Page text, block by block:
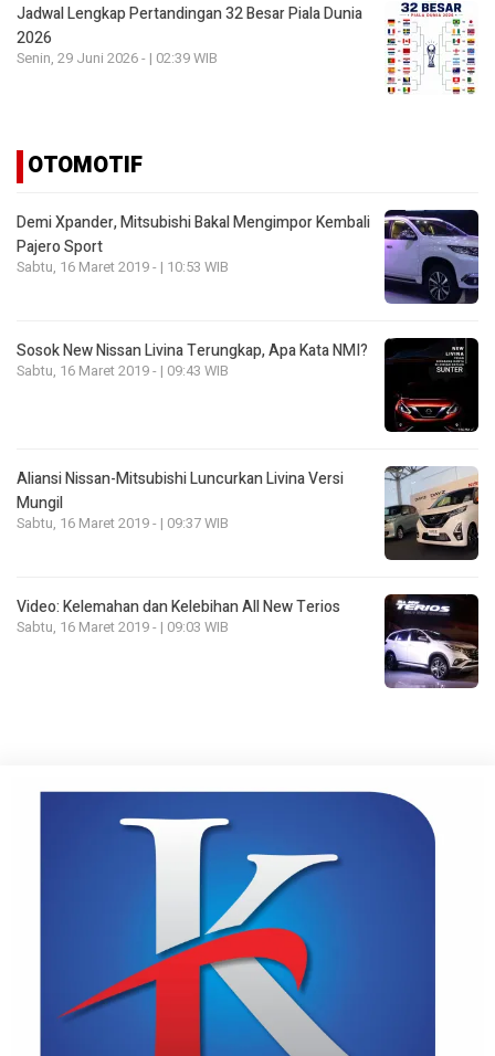
Jadwal Lengkap Pertandingan 32 Besar Piala Dunia
2026
Senin, 29 Juni 2026 - | 02:39 WIB
OTOMOTIF
Demi Xpander, Mitsubishi Bakal Mengimpor Kembali
Pajero Sport
Sabtu, 16 Maret 2019 - | 10:53 WIB
Sosok New Nissan Livina Terungkap, Apa Kata NMI?
Sabtu, 16 Maret 2019 - | 09:43 WIB
Aliansi Nissan-Mitsubishi Luncurkan Livina Versi
Mungil
Sabtu, 16 Maret 2019 - | 09:37 WIB
Video: Kelemahan dan Kelebihan All New Terios
Sabtu, 16 Maret 2019 - | 09:03 WIB